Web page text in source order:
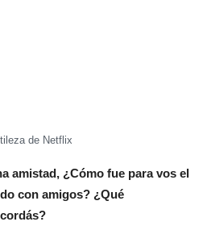
de Netflix
amistad, ¿Cómo fue para vos el
con amigos? ¿Qué